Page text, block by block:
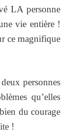
LA personne
vie entière !
ce magnifique
personnes
qu’elles
du courage
!